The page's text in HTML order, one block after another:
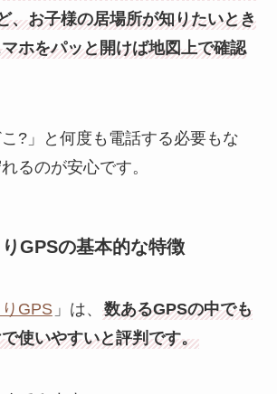
、お子様の居場所が知りたいとき
ホをパッと開けば地図上で確認
?」と何度も電話する必要もな
るのが安心です。
GPSの基本的な特徴
GPS 」は、 数あるGPSの中でも
使いやすいと評判です。